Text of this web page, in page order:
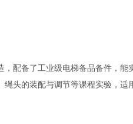
配备了工业级电梯备品备件，
头的装配与调节等课程实验，适